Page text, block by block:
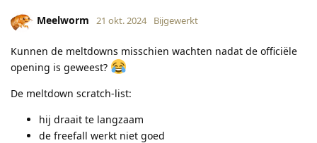
Meelworm 21 okt. 2024 Bijgewerkt
Kunnen de meltdowns misschien wachten nadat de officiële
opening is geweest?
De meltdown scratch-list:
hij draait te langzaam
de freefall werkt niet goed